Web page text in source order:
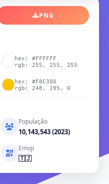
PNG
hex: #FFFFFF
rgb: 255, 255, 255
hex: #F8C300
rgb: 248, 195, 0
População
10,143,543 (2023)
Emoji
🇹🇯